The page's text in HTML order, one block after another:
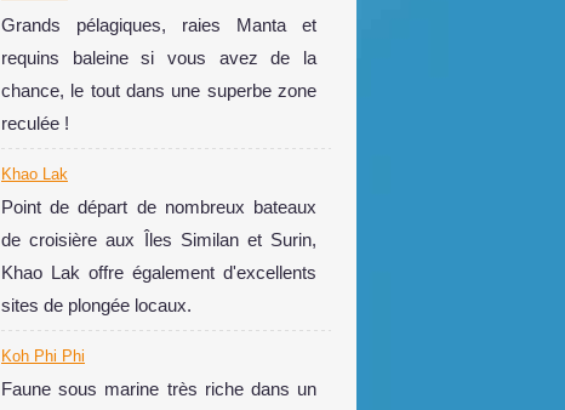
Grands pélagiques, raies Manta et
requins baleine si vous avez de la
chance, le tout dans une superbe zone
reculée !
Khao Lak
Point de départ de nombreux bateaux
de croisière aux Îles Similan et Surin,
Khao Lak offre également d'excellents
sites de plongée locaux.
Koh Phi Phi
Faune sous marine très riche dans un